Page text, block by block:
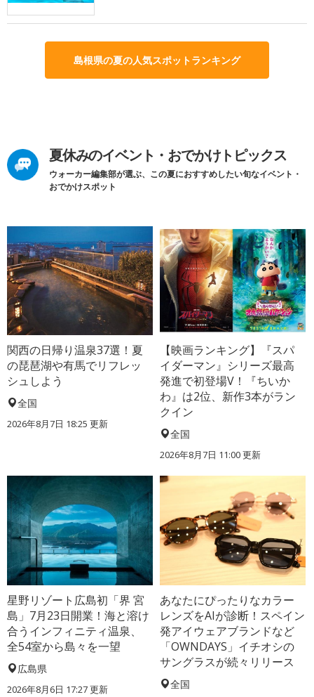
島根県の夏の人気スポットランキング
夏休みのイベント・おでかけトピックス
ウォーカー編集部が選ぶ、この夏におすすめしたい旬なイベント・
おでかけスポット
関西の日帰り温泉37選！夏
の琵琶湖や有馬でリフレッ
シュしよう
全国
2026年8月7日 18:25 更新
【映画ランキング】『スパ
イダーマン』シリーズ最高
発進で初登場V！『ちいか
わ』は2位、新作3本がラン
クイン
全国
2026年8月7日 11:00更新
星野リゾート広島初「界 宮
島」7月23日開業！海と溶け
合うインフィニティ温泉、
全54室から島々を一望
広島県
2026年8月6日 17:27更新
あなたにぴったりなカラー
レンズをAIが診断！スペイン
発アイウェアブランドなど
「OWNDAYS」イチオシの
サングラスが続々リリース
全国